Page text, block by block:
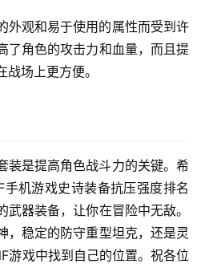
外观和易于使用的属性而受到许
了角色的攻击力和血量，而且提
场上更方便。
装是提高角色战斗力的关键。希
机游戏史诗装备抗压强度排名
器装备，让你在冒险中无敌。
，稳定的防守重型坦克，还是灵
游戏中找到自己的位置。祝各位